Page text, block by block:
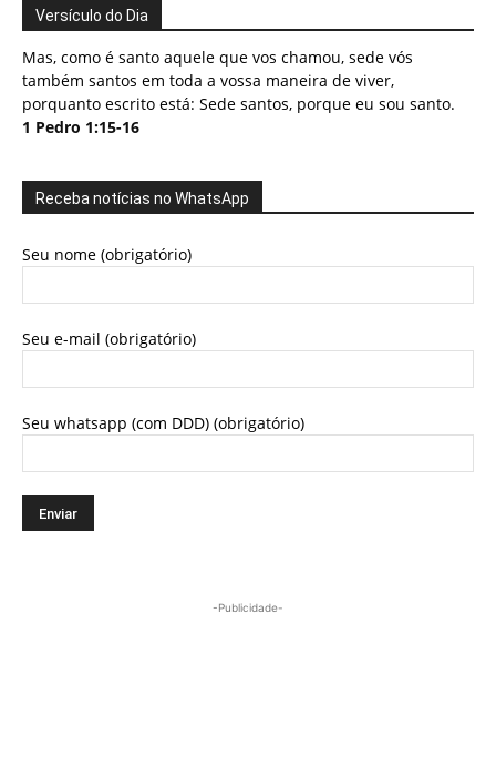
Versículo do Dia
Mas, como é santo aquele que vos chamou, sede vós
também santos em toda a vossa maneira de viver,
porquanto escrito está: Sede santos, porque eu sou santo.
1 Pedro 1:15-16
Receba notícias no WhatsApp
Seu nome (obrigatório)
Seu e-mail (obrigatório)
Seu whatsapp (com DDD) (obrigatório)
-Publicidade-